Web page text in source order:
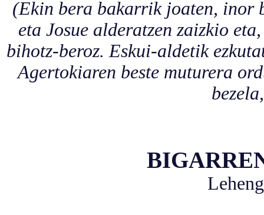
(Ekin bera bakarrik joaten, inor
eta Josue alderatzen zaizkio
bihotz-beroz. Eskui-aldetik
Agertokiaren beste muturera